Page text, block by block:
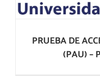
PRUEBA DE
(PAU) –